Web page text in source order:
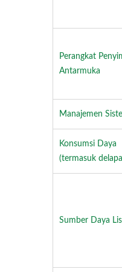
Perangkat
Antarmuka
Manajemen
Konsumsi Daya
(termasuk
Sumber Daya